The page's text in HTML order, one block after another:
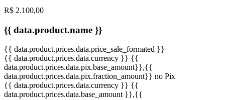
R$ 2.100,00
{{ data.product.name }}
{{ data.product.prices.data.price_sale_formated }}
{{ data.product.prices.data.currency }} {{
data.product.prices.data.pix.base_amount}},{{
data.product.prices.data.pix.fraction_amount}} no Pix
{{ data.product.prices.data.currency }} {{
data.product.prices.data.base_amount }},{{